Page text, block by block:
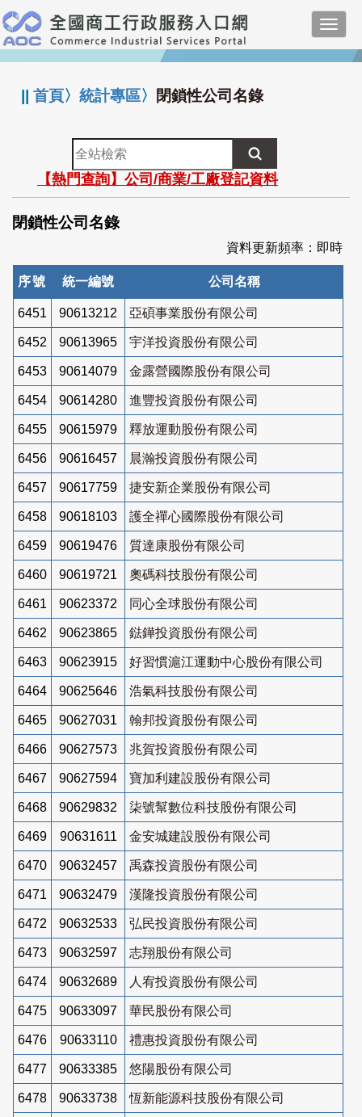
跳
到
主
要
:::
||首頁〉統計專區〉 閉鎖性公司名錄
全
站
檢
索
【熱門查詢】公司/商業/工廠登記資料
閉鎖性公司名錄
資料更新頻率：即時
序號 統一編號 公司名稱
6451 90613212 亞碩事業股份有限公司
6452 90613965 宇洋投資股份有限公司
6453 90614079 金露營國際股份有限公司
6454 90614280 進豐投資股份有限公司
6455 90615979 釋放運動股份有限公司
6456 90616457 晨瀚投資股份有限公司
6457 90617759 捷安新企業股份有限公司
6458 90618103 護全禪心國際股份有限公司
6459 90619476 質達康股份有限公司
6460 90619721 奧碼科技股份有限公司
6461 90623372 同心全球股份有限公司
6462 90623865 鍅鏵投資股份有限公司
6463 90623915 好習慣滬江運動中心股份有限公司
6464 90625646 浩氣科技股份有限公司
6465 90627031 翰邦投資股份有限公司
6466 90627573 兆賀投資股份有限公司
6467 90627594 寶加利建設股份有限公司
6468 90629832 柒號幫數位科技股份有限公司
6469 90631611 金安城建設股份有限公司
6470 90632457 禹森投資股份有限公司
6471 90632479 漢隆投資股份有限公司
6472 90632533 弘民投資股份有限公司
6473 90632597 志翔股份有限公司
6474 90632689 人宥投資股份有限公司
6475 90633097 華民股份有限公司
6476 90633110 禮惠投資股份有限公司
6477 90633385 悠陽股份有限公司
6478 90633738 恆新能源科技股份有限公司